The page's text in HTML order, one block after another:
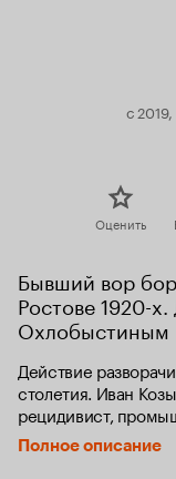
с
Оценить
Бывший вор
Ростове 1920-
Охлобыстиным
Действие
столетия. Иван
рецидивист,
изменились –
вернулся в город,
Полное описание